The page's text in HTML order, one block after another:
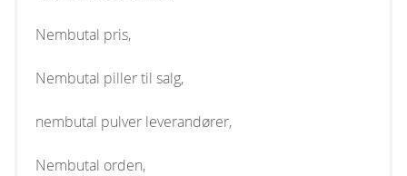
Nembutal pris,
Nembutal piller til salg,
nembutal pulver leverandører,
Nembutal orden,